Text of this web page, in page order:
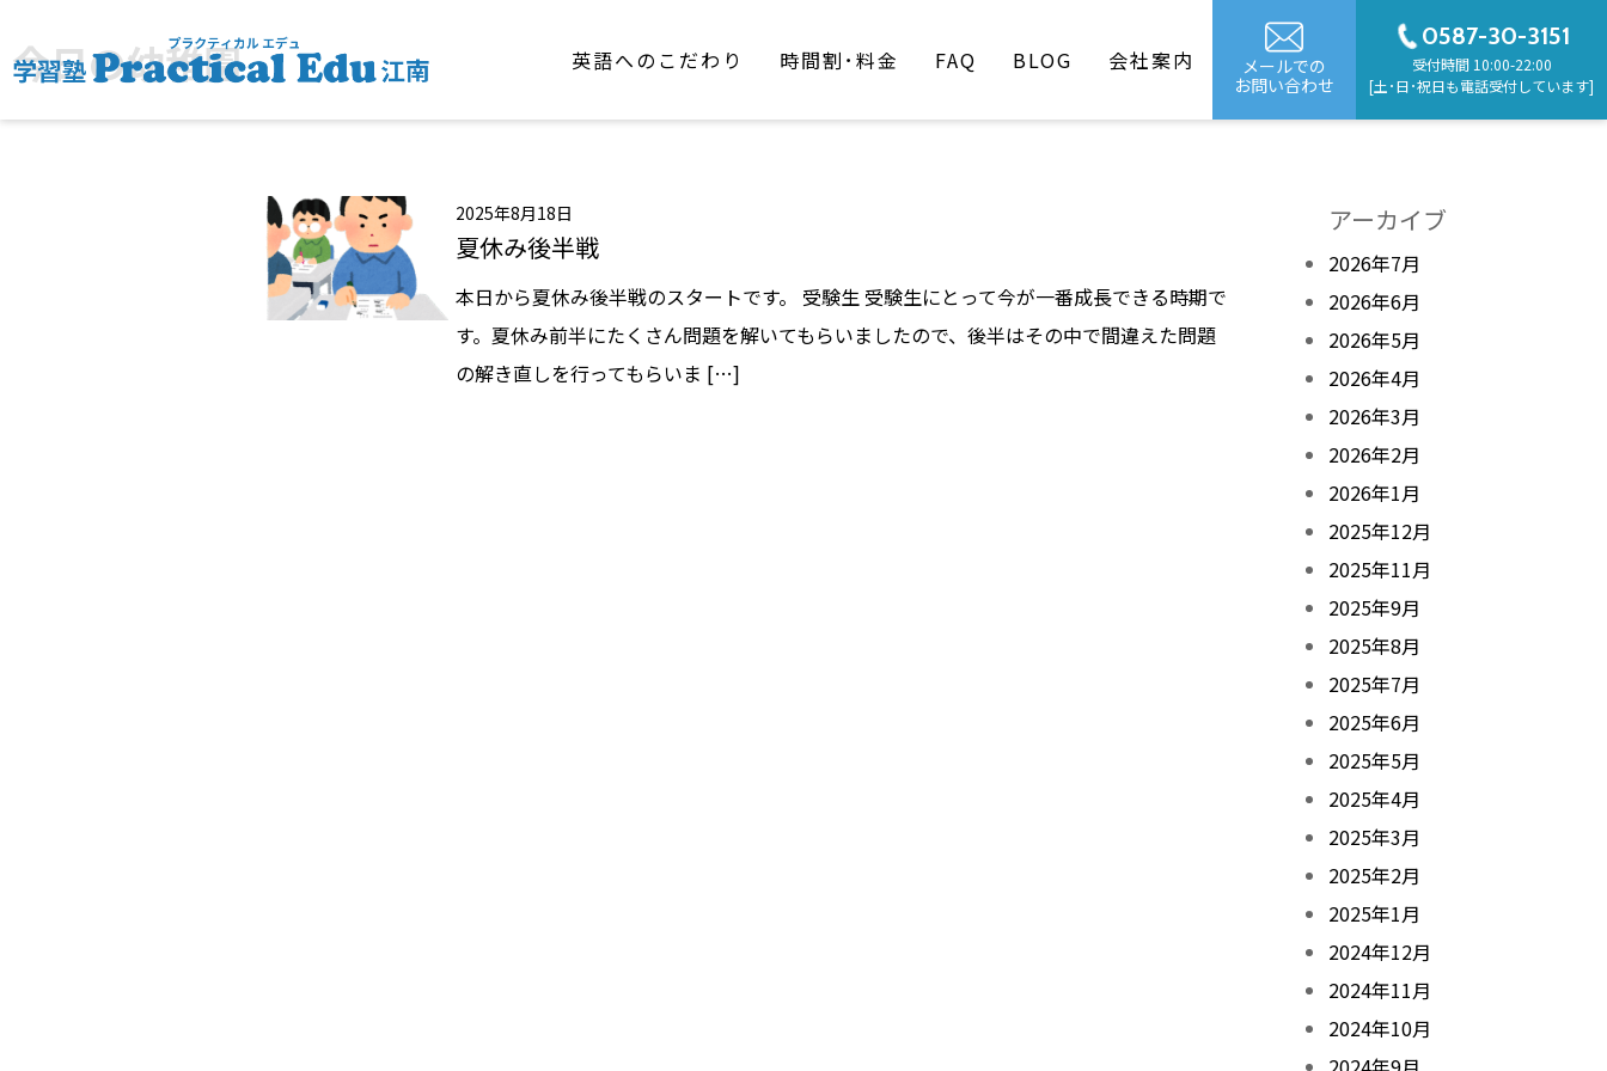
英語へのこだわり 時間割･料金 FAQ BLOG 会社案内
メールでの
お問い合わせ
0587-30-3151
受付時間 10:00-22:00
[土･日･祝日も電話受付しています]
今日の幼稚園
2025年8月18日
夏休み後半戦
本日から夏休み後半戦のスタートです。 受験生 受験生にとって今が一番成長できる時期で
す。夏休み前半にたくさん問題を解いてもらいましたので、後半はその中で間違えた問題
の解き直しを行ってもらいま […]
アーカイブ
2026年7月
2026年6月
2026年5月
2026年4月
2026年3月
2026年2月
2026年1月
2025年12月
2025年11月
2025年9月
2025年8月
2025年7月
2025年6月
2025年5月
2025年4月
2025年3月
2025年2月
2025年1月
2024年12月
2024年11月
2024年10月